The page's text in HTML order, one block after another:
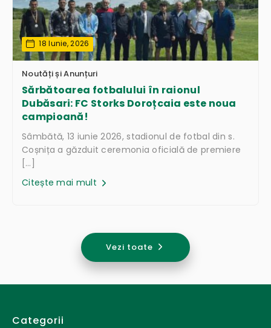
18 Iunie, 2026
Noutăți și Anunțuri
Sărbătoarea fotbalului în raionul
Dubăsari: FC Storks Doroțcaia este noua
campioană!
Sâmbătă, 13 iunie 2026, stadionul de fotbal din s.
Coșnița a găzduit ceremonia oficială de premiere
[…]
Citește mai mult
Vezi toate
Categorii